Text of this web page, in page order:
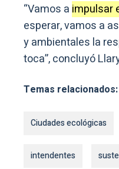
“Vamos a impulsar
esperar, vamos a
y ambientales la
toca”, concluyó
Temas relacionados:
Ciudades ecológicas
intendentes